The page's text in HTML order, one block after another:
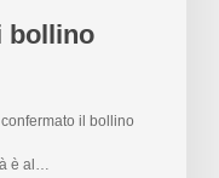
bollino
il bollino
è al…